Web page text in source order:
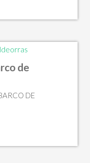
de
DE